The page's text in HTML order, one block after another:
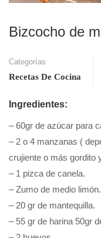
Bizcocho de
Categorías
Recetas De Cocina
Ingredientes:
– 60gr de azúcar para
– 2 o 4 manzanas (
crujiente o más gordito
– 1 pizca de canela.
– Zumo de medio limón.
– 20 gr de mantequilla.
– 55 gr de harina 50gr